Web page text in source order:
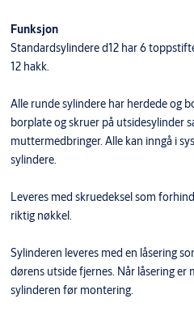
Funksjon
Standardsylindere d12 har 6
12 hakk.
Alle runde sylindere har herdede og
borplate og skruer på utsidesylinder
muttermedbringer. Alle kan inngå i
sylindere.
Leveres med skruedeksel som
riktig nøkkel.
Sylinderen leveres med en låsering
dørens utside fjernes. Når låsering
sylinderen før montering.